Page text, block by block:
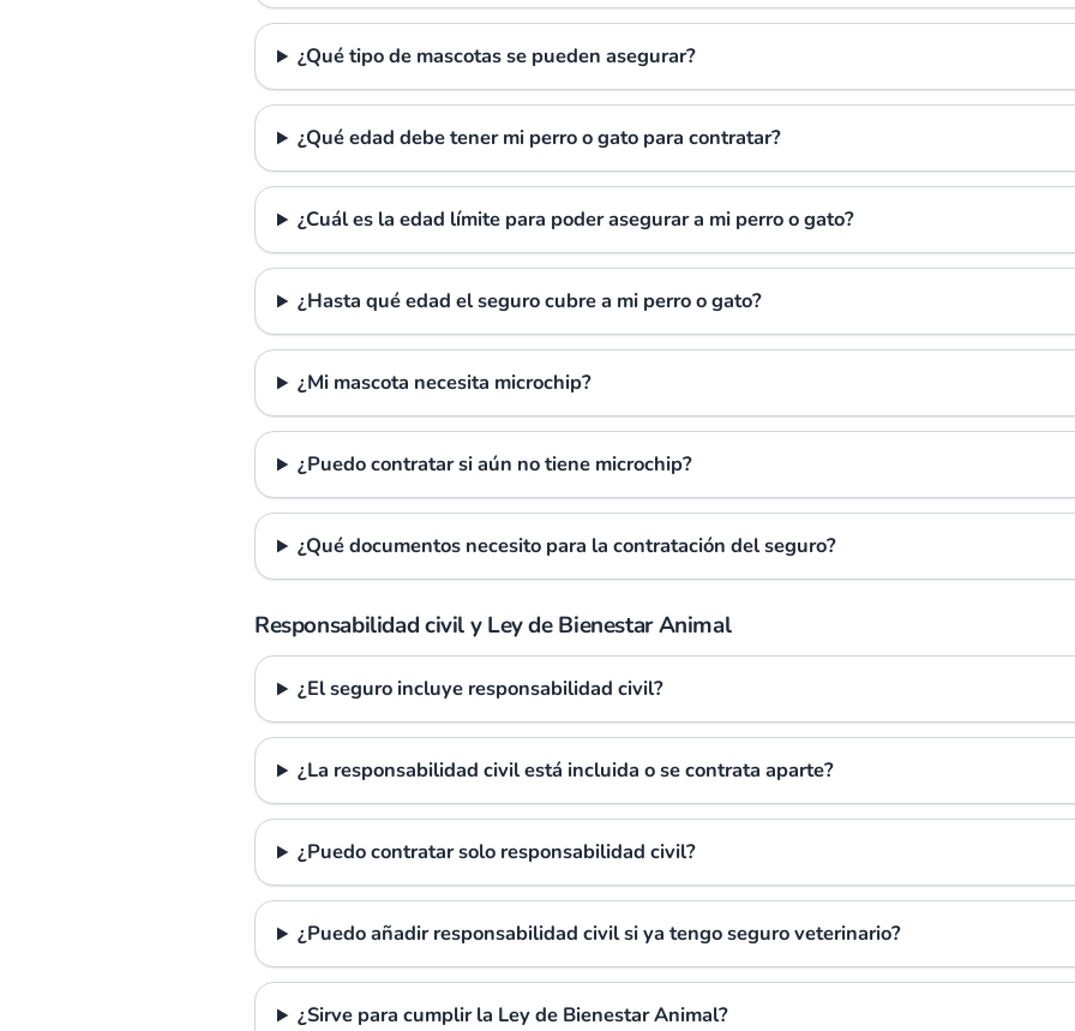
¿Qué tipo de mascotas se pueden asegurar?
¿Qué edad debe tener mi perro o gato para contratar?
¿Cuál es la edad límite para poder asegurar a mi perro o gato?
¿Hasta qué edad el seguro cubre a mi perro o gato?
¿Mi mascota necesita microchip?
¿Puedo contratar si aún no tiene microchip?
¿Qué documentos necesito para la contratación del seguro?
Responsabilidad civil y Ley de Bienestar Animal
¿El seguro incluye responsabilidad civil?
¿La responsabilidad civil está incluida o se contrata aparte?
¿Puedo contratar solo responsabilidad civil?
¿Puedo añadir responsabilidad civil si ya tengo seguro veterinario?
¿Sirve para cumplir la Ley de Bienestar Animal?